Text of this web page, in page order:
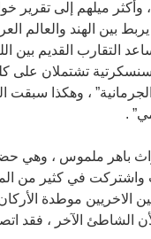
وأكثر ميلهم إلى تقرير
بين الهند والعالم
التقارب القديم بين
تشتملان على
، وهكذا سبقت
.
باهر ملموس ، وهي
في كثير من
الاخريين موطدة
الشاطئ الآخر ، فقد